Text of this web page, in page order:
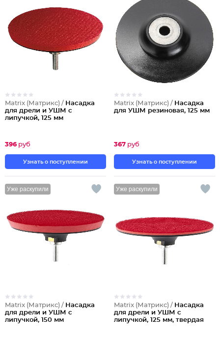
Matrix (Матрикс) / Насадка
для дрели и УШМ с
липучкой, 125 мм
396 руб
Узнать о поступлении
Matrix (Матрикс) / Насадка
для УШМ резиновая, 125 мм
367 руб
Узнать о поступлении
Уже раскупили
Matrix (Матрикс) / Насадка
для дрели и УШМ с
липучкой, 150 мм
Уже раскупили
Matrix (Матрикс) / Насадка
для дрели и УШМ с
липучкой, 125 мм, твердая